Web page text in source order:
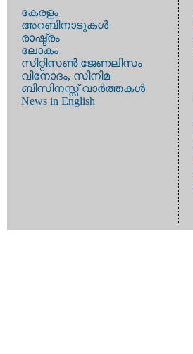
കേരളം
അറബിനാടുകള്‍
രാഷ്ട്രം
ലോകം
സിറ്റിസണ്‍ ജേണലിസം
വിനോദം, സിനിമ
ബിസിനസ്സ് വാര്‍ത്തകള്‍
News in English